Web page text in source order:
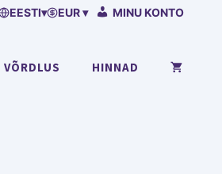
EESTI▾ EUR ▾ MINU KONTO
VÕRDLUS HINNAD